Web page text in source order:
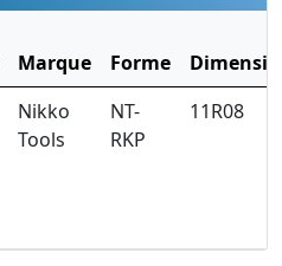
Marque Forme
Nikko
Tools
NT-
RKP
11R08